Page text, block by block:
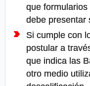
que
debe presentar
Si cumple con
postular a
que indica las
otro medio